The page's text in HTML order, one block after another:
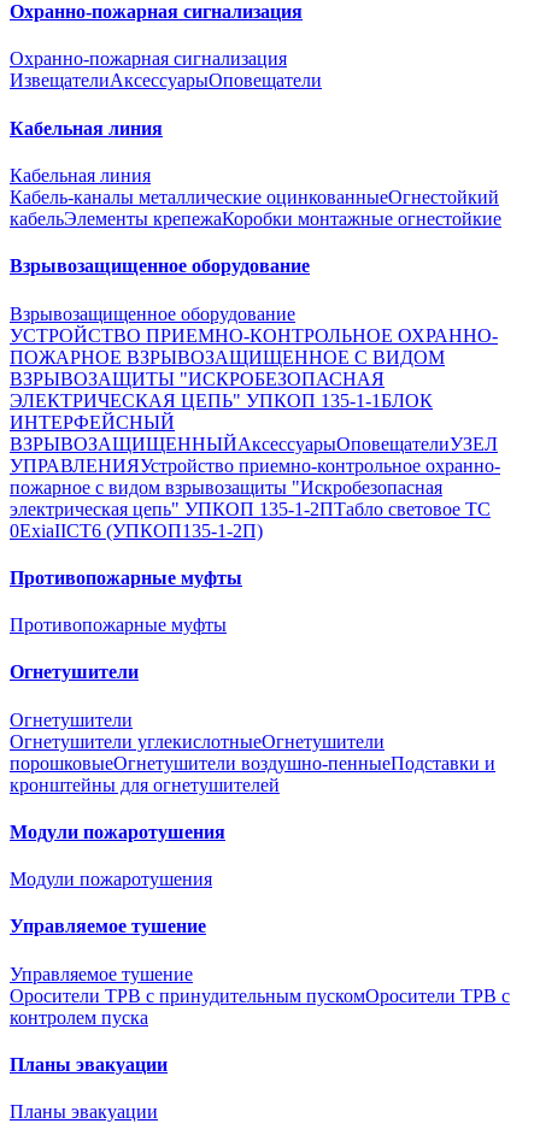
Охранно-пожарная сигнализация
Охранно-пожарная сигнализация
ИзвещателиАксессуарыОповещатели
Кабельная линия
Кабельная линия
Кабель-каналы металлические оцинкованныеОгнестойкий
кабельЭлементы крепежаКоробки монтажные огнестойкие
Взрывозащищенное оборудование
Взрывозащищенное оборудование
УСТРОЙСТВО ПРИЕМНО-КОНТРОЛЬНОЕ ОХРАННО-
ПОЖАРНОЕ ВЗРЫВОЗАЩИЩЕННОЕ С ВИДОМ
ВЗРЫВОЗАЩИТЫ "ИСКРОБЕЗОПАСНАЯ
ЭЛЕКТРИЧЕСКАЯ ЦЕПЬ" УПКОП 135-1-1БЛОК
ИНТЕРФЕЙСНЫЙ
ВЗРЫВОЗАЩИЩЕННЫЙАксессуарыОповещателиУЗЕЛ
УПРАВЛЕНИЯУстройство приемно-контрольное охранно-
пожарное с видом взрывозащиты "Искробезопасная
электрическая цепь" УПКОП 135-1-2ПТабло световое ТС
0ExiaIICT6 (УПКОП135-1-2П)
Противопожарные муфты
Противопожарные муфты
Огнетушители
Огнетушители
Огнетушители углекислотныеОгнетушители
порошковыеОгнетушители воздушно-пенныеПодставки и
кронштейны для огнетушителей
Модули пожаротушения
Модули пожаротушения
Управляемое тушение
Управляемое тушение
Оросители ТРВ с принудительным пускомОросители ТРВ с
контролем пуска
Планы эвакуации
Планы эвакуации